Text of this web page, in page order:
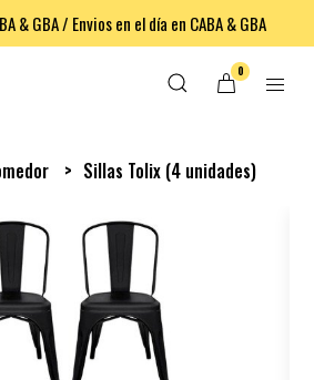
& GBA / Envios en el día en CABA & GBA
0
Sillas Tolix (4 unidades)